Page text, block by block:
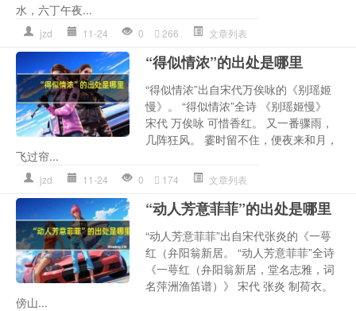
水，六丁午夜...
jzd 11-24 0 266 文章列表
“得似情浓”的出处是哪里
“得似情浓”出自宋代万俟咏的《别瑶姬
慢》。 “得似情浓”全诗 《别瑶姬慢》
宋代 万俟咏 可惜香红。 又一番骤雨，
几阵狂风。 霎时留不住，便夜来和月，
飞过帘...
jzd 11-24 0 174 文章列表
“动人芳意菲菲”的出处是哪里
“动人芳意菲菲”出自宋代张炎的《一萼
红（弁阳翁新居。 “动人芳意菲菲”全诗
《一萼红（弁阳翁新居，堂名志雅，词
名萍洲渔笛谱）》 宋代 张炎 制荷衣。
傍山...